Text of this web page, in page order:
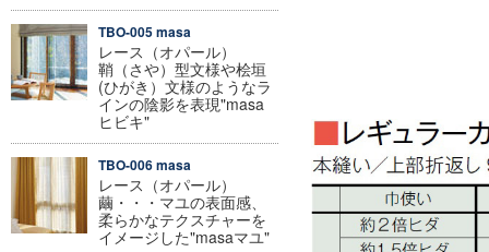
TBO-005 masa
レース（オパール）
鞘（さや）型文様や桧垣
(ひがき）文様のようなラ
インの陰影を表現"masa
ヒビキ"
TBO-006 masa
レース（オパール）
繭・・・マユの表面感、
柔らかなテクスチャーを
イメージした"masaマユ"